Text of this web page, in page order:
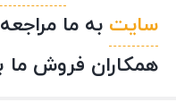
سایت به ما
همکاران فروش ما